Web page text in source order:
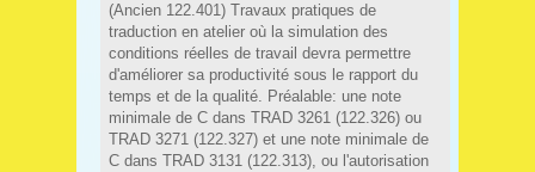
(Ancien 122.401) Travaux pratiques de
traduction en atelier où la simulation des
conditions réelles de travail devra permettre
d'améliorer sa productivité sous le rapport du
temps et de la qualité. Préalable: une note
minimale de C dans TRAD 3261 (122.326) ou
TRAD 3271 (122.327) et une note minimale de
C dans TRAD 3131 (122.313), ou l'autorisation